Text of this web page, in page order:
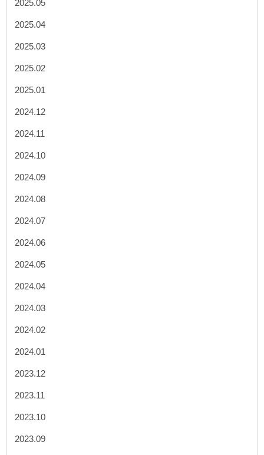
2025.05
2025.04
2025.03
2025.02
2025.01
2024.12
2024.11
2024.10
2024.09
2024.08
2024.07
2024.06
2024.05
2024.04
2024.03
2024.02
2024.01
2023.12
2023.11
2023.10
2023.09